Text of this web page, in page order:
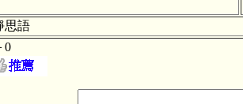
思語
0